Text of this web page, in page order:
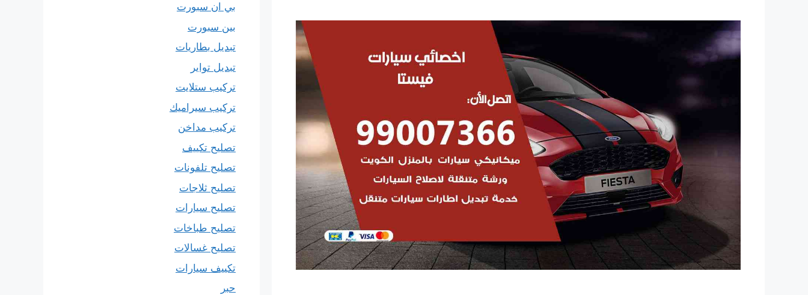
بي ان سبورت
بين سبورت
تبديل بطاريات
تبديل تواير
تركيب ستلايت
تركيب سيراميك
تركيب مداخن
تصليح تكييف
تصليح تلفونات
تصليح ثلاجات
تصليح سيارات
تصليح طباخات
تصليح غسالات
تكييف سيارات
حبر